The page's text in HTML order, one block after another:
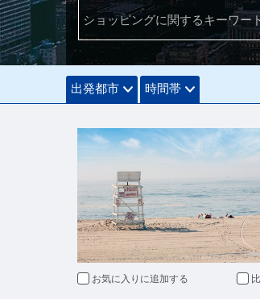
出発都市 時間帯
お気に入りに追加